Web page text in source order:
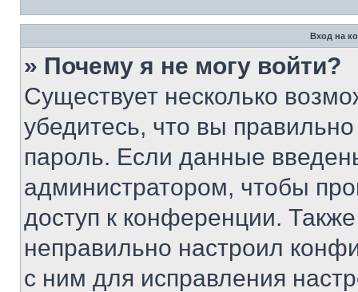
Вход на
» Почему я не могу войти?
Существует несколько
убедитесь, что вы
пароль. Если данные
администратором, чтобы
доступ к конференции.
неправильно настроил
с ним для исправления